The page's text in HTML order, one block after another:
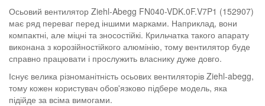
Осьовий вентилятор Ziehl-Abegg FN040-VDK.0F.V7P1 (152907)
має ряд переваг перед іншими марками. Наприклад, вони
компактні, але міцні та зносостійкі. Крильчатка такого апарату
виконана з корозійностійкого алюмінію, тому вентилятор буде
справно працювати і прослужить власнику дуже довго.
Існує велика різноманітність осьових вентиляторів Ziehl-abegg,
тому кожен користувач обов'язково підбере модель, яка
підійде за всіма вимогами.